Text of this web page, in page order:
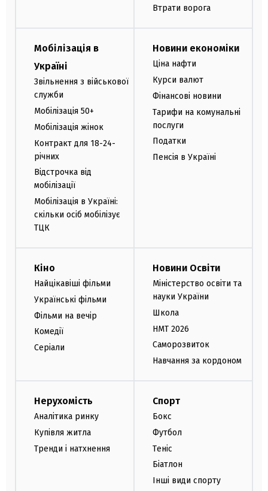
Втрати ворога
Мобілізація в
Україні
Звільнення з військової
служби
Мобілізація 50+
Мобілізація жінок
Контракт для 18-24-
річних
Відстрочка від
мобілізації
Мобілізація в Україні:
скільки осіб мобілізує
ТЦК
Новини економіки
Ціна нафти
Курси валют
Фінансові новини
Тарифи на комунальні
послуги
Податки
Пенсія в Україні
Кіно
Найцікавіші фільми
Українські фільми
Фільми на вечір
Комедії
Серіали
Новини Освіти
Міністерство освіти та
науки України
Школа
НМТ 2026
Саморозвиток
Навчання за кордоном
Нерухомість
Аналітика ринку
Купівля житла
Тренди і натхнення
Спорт
Бокс
Футбол
Теніс
Біатлон
Інші види спорту